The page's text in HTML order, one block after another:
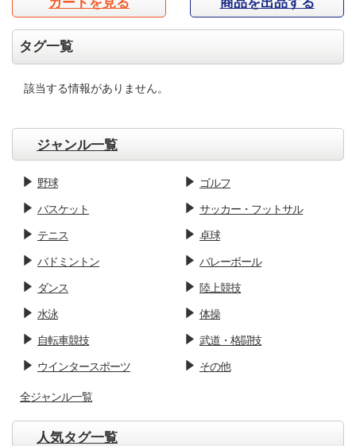
タグ一覧
該当する情報がありません。
ジャンル一覧
野球 ゴルフ
バスケット サッカー・フットサル
テニス 卓球
バドミントン バレーボール
ダンス 陸上競技
水泳 体操
自転車競技 武道・格闘技
ウインタースポーツ その他
全ジャンル一覧
人気タグ一覧